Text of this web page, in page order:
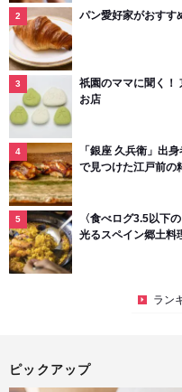
パン愛好家がおすす
祇園のママに聞く！
お店
「銀座 久兵衛」出
で見つけた江戸前の
〈食べログ3.5以下
光るスペイン郷土料
ラン
ピックアップ